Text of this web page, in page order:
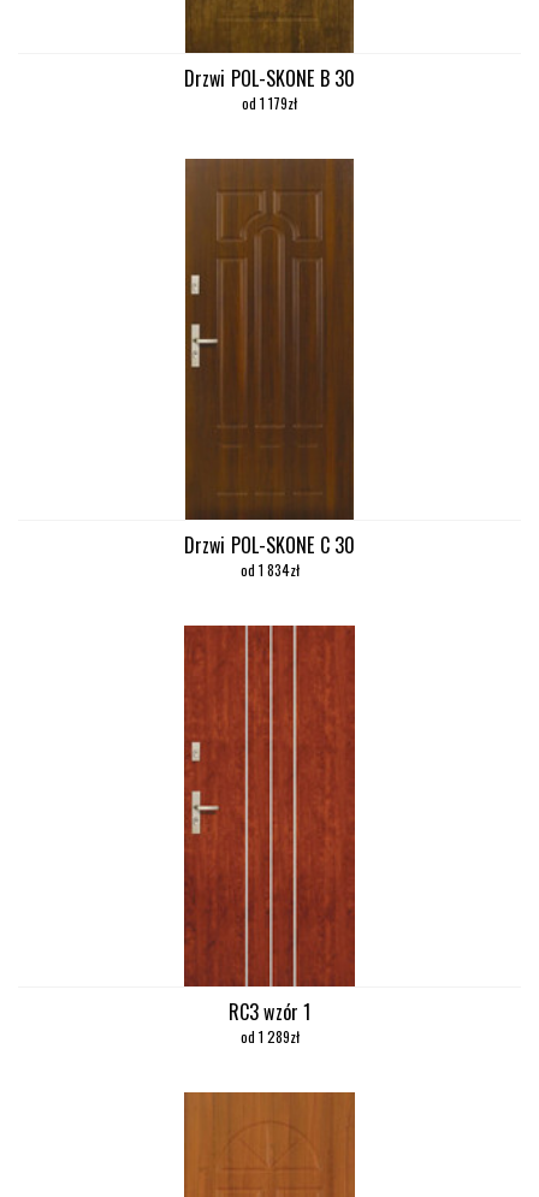
Drzwi POL-SKONE B 30
od 1 179zł
Drzwi POL-SKONE C 30
od 1 834zł
RC3 wzór 1
od 1 289zł